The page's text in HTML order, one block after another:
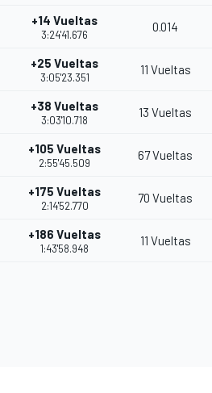
+14 Vueltas
3:24'41.676
0.014
+25 Vueltas
3:05'23.351
11 Vueltas
+38 Vueltas
3:03'10.718
13 Vueltas
+105 Vueltas
2:55'45.509
67 Vueltas
+175 Vueltas
2:14'52.770
70 Vueltas
+186 Vueltas
1:43'58.948
11 Vueltas